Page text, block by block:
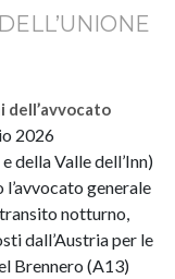
dell’avvocato
2026
della Valle dell’Inn)
generale
notturno,
dall’Austria per le
Brennero (A13)